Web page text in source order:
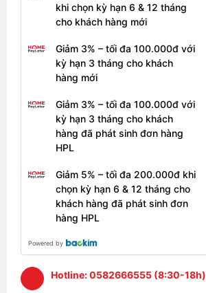
khi chọn kỳ hạn 6 & 12 tháng
cho khách hàng mới
Giảm 3% – tối đa 100.000đ với
kỳ hạn 3 tháng cho khách
hàng mới
Giảm 3% – tối đa 100.000đ với
kỳ hạn 3 tháng cho khách
hàng đã phát sinh đơn hàng
HPL
Giảm 5% – tối đa 200.000đ khi
chọn kỳ hạn 6 & 12 tháng cho
khách hàng đã phát sinh đơn
hàng HPL
Powered by
Hotline:0582666555 (8:30-18h)